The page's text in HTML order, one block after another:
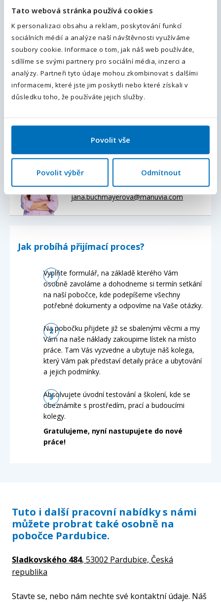
Tato webová stránka používá cookies
K personalizaci obsahu a reklam, poskytování funkcí
sociálních médií a analýze naší návštěvnosti využíváme
soubory cookie. Informace o tom, jak náš web používáte,
sdílíme se svými partnery pro sociální média, inzerci a
analýzy. Partneři tyto údaje mohou zkombinovat s dalšími
informacemi, které jste jim poskytli nebo které získali v
důsledku toho, že používáte jejich služby.
Povolit vše
Povolit výběr Odmítnout
Chci dostávat podobné nabídky a novinky do e-mailu.
Souhlasím se zpracováním osobních údajů .
Pole označená*jsou povinná.
Kontaktní osoba
Buchmayerová Jana
+420778435958
jana.buchmayerova@manuvia.com
Jak probíhá přijímací proces?
Vyplňte formulář, na základě kterého Vám
osobně zavoláme a dohodneme si termín setkání
na naší pobočce, kde podepíšeme všechny
potřebné dokumenty a odpovíme na Vaše otázky.
Na pobočku přijdete již se sbalenými věcmi a my
Vám na naše náklady zakoupime lístek na místo
práce. Tam Vás vyzvedne a ubytuje náš kolega,
který Vám pak představí detaily práce a ubytování
a jejich podmínky.
Absolvujete úvodní testování a školení, kde se
obeznámíte s prostředím, prací a budoucími
kolegy.
Gratulujeme, nyní nastupujete do nové
práce!
Tuto i další pracovní nabídky s námi
můžete probrat také osobně na
pobočce Pardubice.
Sladkovského 484, 53002 Pardubice, Česká
republika
Stavte se, nebo nám nechte své kontaktní údaje. Náš
Váš telefon*
Předvolba
Odesláním souhlasíte sezpracováním osobních údajů.
Odeslat